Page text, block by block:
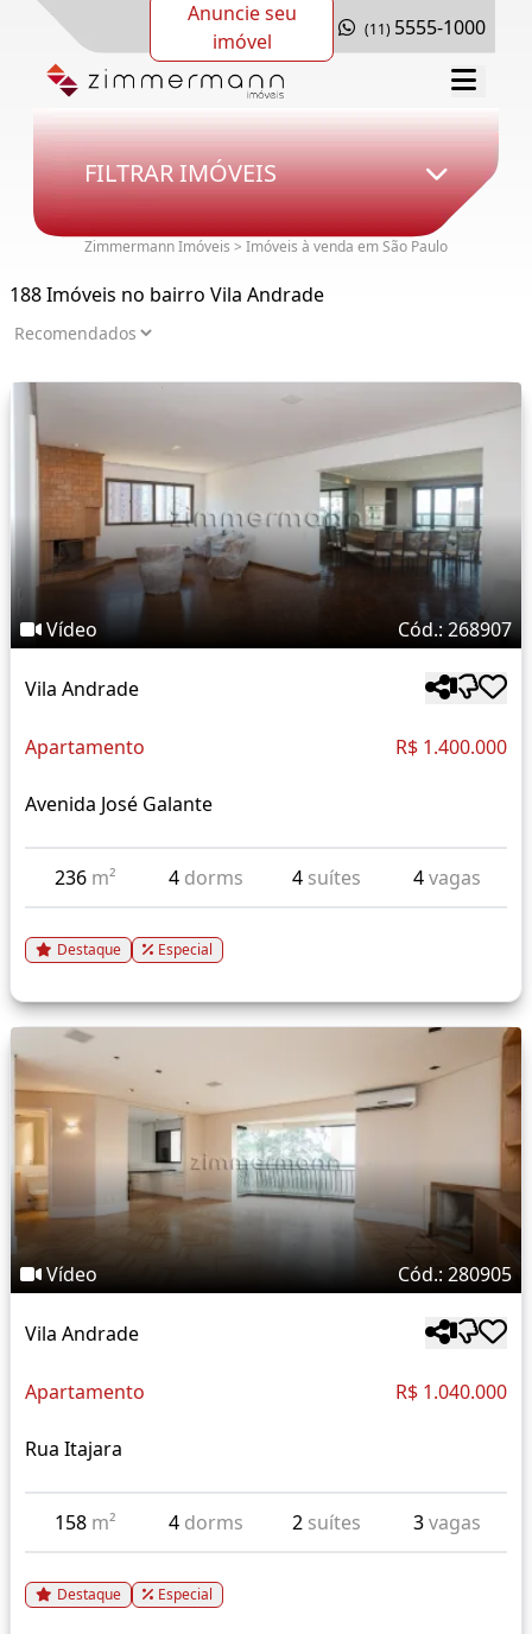
Anuncie seu
imóvel
(11) 5555-1000
FILTRAR IMÓVEIS
Zimmermann Imóveis > Imóveis à venda em São Paulo
188 Imóveis no bairro Vila Andrade
Vídeo Cód.: 268907
Vila Andrade
Apartamento R$ 1.400.000
Avenida José Galante
236 m² 4 dorms 4 suítes 4vagas
Destaque Especial
Vídeo Cód.: 280905
Vila Andrade
Apartamento R$ 1.040.000
Rua Itajara
158 m² 4 dorms 2 suítes 3vagas
Destaque Especial